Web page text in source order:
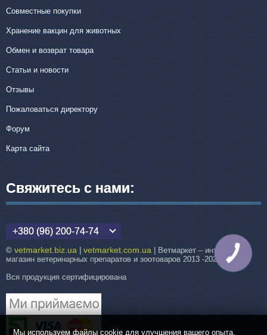
Совместные покупки
Хранение вакцин для животных
Обмен и возврат товара
Статьи и новости
Отзывы
Пожаловаться директору
Форум
Карта сайта
Свяжитесь с нами:
+380 (96) 200-74-74
© vetmarket.biz.ua | vetmarket.com.ua | Ветмаркет – интернет-
магазин ветеринарных препаратов и зоотоваров 2013 -2026
Вся продукция сертифицирована
Мы используем файлы cookie для улучшения вашего опыта.
КНОПКА
СВЯЗИ